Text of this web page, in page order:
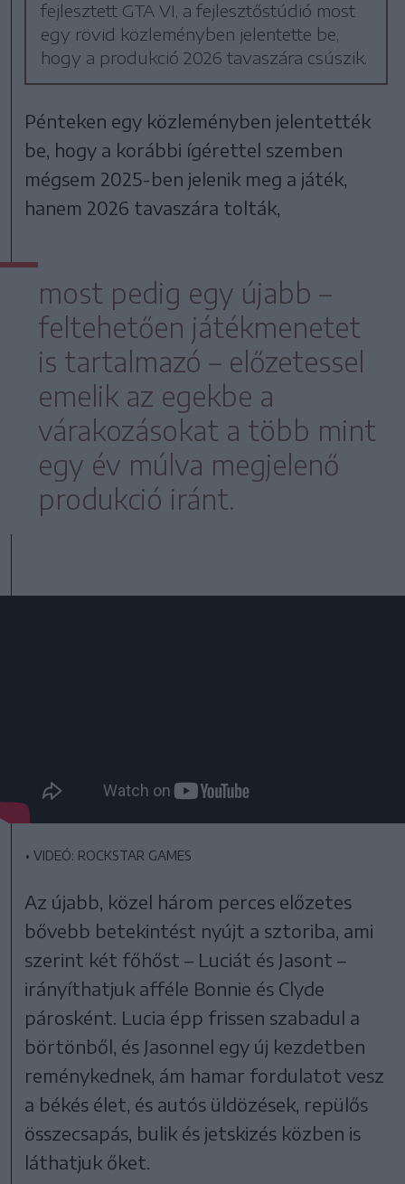
fejlesztett GTA VI, a fejlesztőstúdió most
egy rövid közleményben jelentette be,
hogy a produkció 2026 tavaszára csúszik.
Pénteken egy közleményben jelentették
be, hogy a korábbi ígérettel szemben
mégsem 2025-ben jelenik meg a játék,
hanem 2026 tavaszára tolták,
most pedig egy újabb –
feltehetően játékmenetet
is tartalmazó – előzetessel
emelik az egekbe a
várakozásokat a több mint
egy év múlva megjelenő
produkció iránt.
• VIDEÓ: ROCKSTAR GAMES
Az újabb, közel három perces előzetes
bővebb betekintést nyújt a sztoriba, ami
szerint két főhőst – Luciát és Jasont –
irányíthatjuk afféle Bonnie és Clyde
párosként. Lucia épp frissen szabadul a
börtönből, és Jasonnel egy új kezdetben
reménykednek, ám hamar fordulatot vesz
a békés élet, és autós üldözések, repülős
összecsapás, bulik és jetskizés közben is
láthatjuk őket.